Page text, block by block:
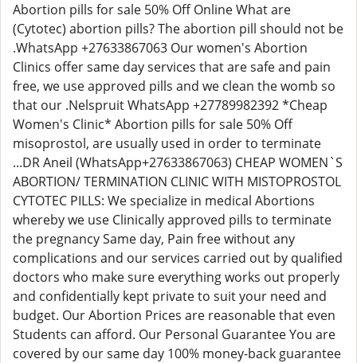
Abortion pills for sale 50% Off Online What are
(Cytotec) abortion pills? The abortion pill should not be
.WhatsApp +27633867063 Our women's Abortion
Clinics offer same day services that are safe and pain
free, we use approved pills and we clean the womb so
that our .Nelspruit WhatsApp +27789982392 *Cheap
Women's Clinic* Abortion pills for sale 50% Off
misoprostol, are usually used in order to terminate
...DR Aneil (WhatsApp+27633867063) CHEAP WOMEN`S
ABORTION/ TERMINATION CLINIC WITH MISTOPROSTOL
CYTOTEC PILLS: We specialize in medical Abortions
whereby we use Clinically approved pills to terminate
the pregnancy Same day, Pain free without any
complications and our services carried out by qualified
doctors who make sure everything works out properly
and confidentially kept private to suit your need and
budget. Our Abortion Prices are reasonable that even
Students can afford. Our Personal Guarantee You are
covered by our same day 100% money-back guarantee